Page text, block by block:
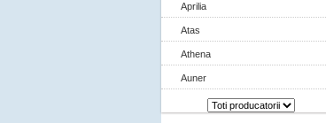
Aprilia
Atas
Athena
Auner